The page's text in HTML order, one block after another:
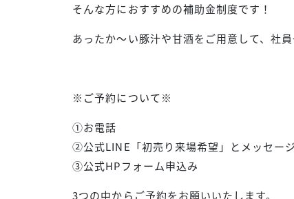
そんな方におすすめの補助金制度です！
あったか～い豚汁や甘酒をご用意して、社
※ご予約について※
①お電話
②公式LINE「初売り来場希望」とメッセー
③公式HPフォーム申込み
3つの中からご予約をお願いいたします。